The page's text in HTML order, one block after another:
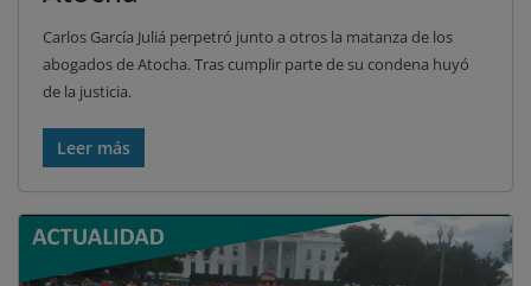
Carlos García Juliá perpetró junto a otros la matanza de los
abogados de Atocha. Tras cumplir parte de su condena huyó
de la justicia.
Leer más